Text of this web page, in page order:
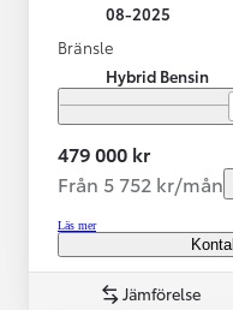
08-2025
Bränsle
Hybrid Bensin
479 000 kr
Från 5 752 kr/mån
Läs mer
Jämförelse